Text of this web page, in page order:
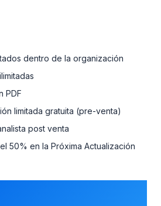
de nuestros analistas y una
gratuita del informe dentro de 180
dentro de la organización
PDF
limitada gratuita (pre-venta)
post venta
50% en la Próxima Actualización